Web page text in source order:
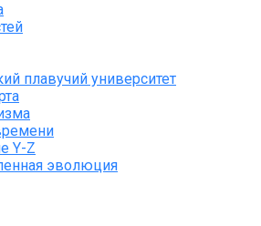
плавучий университет
Y-Z
эволюция